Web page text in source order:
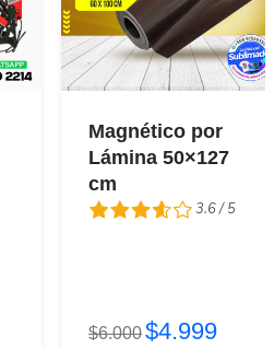
Magnético por
Lámina 50×127
cm
3.6 / 5
$6.000$4.999